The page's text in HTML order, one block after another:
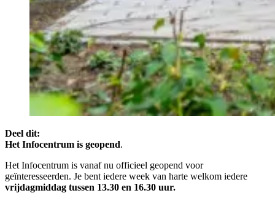
Deel dit:
Het Infocentrum is geopend.
Het Infocentrum is vanaf nu officieel geopend voor
geïnteresseerden. Je bent iedere week van harte welkom iedere
vrijdagmiddag tussen 13.30 en 16.30 uur.